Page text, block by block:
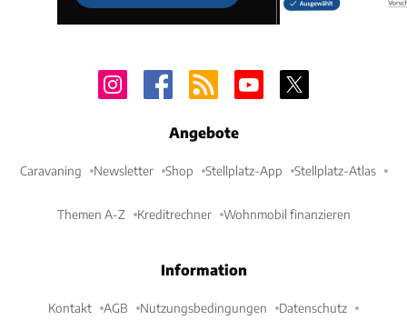
Angebote
Caravaning Newsletter Shop Stellplatz-App Stellplatz-Atlas
Themen A-Z Kreditrechner Wohnmobil finanzieren
Information
Kontakt AGB Nutzungsbedingungen Datenschutz